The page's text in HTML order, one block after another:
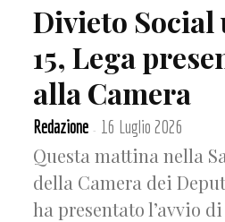
Divieto Social
15, Lega
alla Camera
Redazione - 16 Luglio 2026
Questa mattina nella
della Camera dei
ha presentato l’avvio